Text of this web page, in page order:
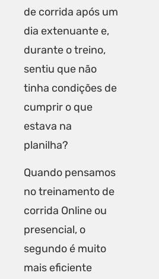
de corrida após um
dia extenuante e,
durante o treino,
sentiu que não
tinha condições de
cumprir o que
estava na
planilha?
Quando pensamos
no treinamento de
corrida Online ou
presencial, o
segundo é muito
mais eficiente